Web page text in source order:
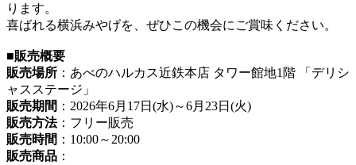
ります。
喜ばれる横浜みやげを、ぜひこの機会にご賞味ください。
■販売概要
販売場所 ：あべのハルカス近鉄本店 タワー館地1階 「デリシ
ャスステージ」
販売期間 ：2026年6月17日(水)～6月23日(火)
販売方法：フリー販売
販売時間 ：10:00～20:00
販売商品 ：